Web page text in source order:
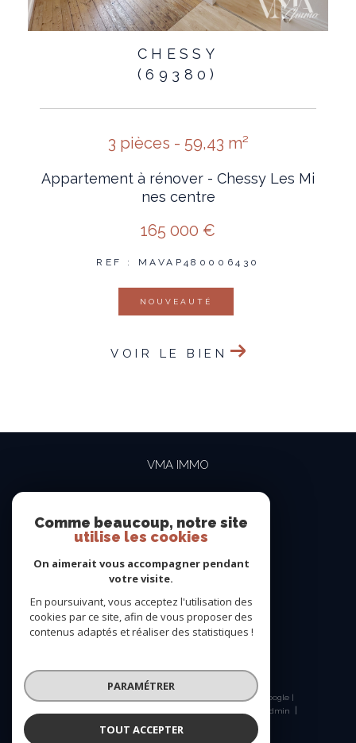
CHESSY
(69380)
3 pièces - 59,43 m²
Appartement à rénover - Chessy Les Mi
nes centre
165 000 €
REF : MAVAP480006430
NOUVEAUTÉ
VOIR LE BIEN
VMA IMMO
contact@vma-immo.com
19 rue des Rosiéristes
NOUS SUIVRE SUR
© 2026 | Tous droits réservés | Traduction powered by Google |
Admin
Nos liens
Politique RGPD
Comme beaucoup, notre site
utilise les cookies
On aimerait vous accompagner pendant
votre visite.
En poursuivant, vous acceptez l'utilisation des
cookies par ce site, afin de vous proposer des
contenus adaptés et réaliser des statistiques !
PARAMÉTRER
TOUT ACCEPTER